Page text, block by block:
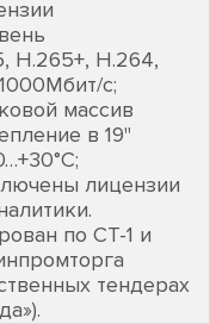
H.265+, Н.264,
с;
массив
в 19"
лицензии
по СТ-1 и
тендерах